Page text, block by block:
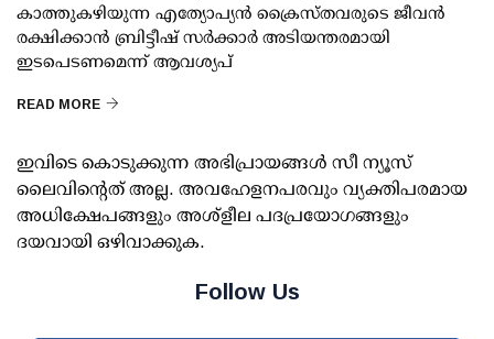
കാത്തുകഴിയുന്ന എത്യോപ്യൻ ക്രൈസ്തവരുടെ ജീവൻ
രക്ഷിക്കാൻ ബ്രിട്ടീഷ് സർക്കാർ അടിയന്തരമായി
ഇടപെടണമെന്ന് ആവശ്യപ്
READ MORE
ഇവിടെ കൊടുക്കുന്ന അഭിപ്രായങ്ങള്‍ സീ ന്യൂസ്
ലൈവിന്റെത് അല്ല. അവഹേളനപരവും വ്യക്തിപരമായ
അധിക്ഷേപങ്ങളും അശ്‌ളീല പദപ്രയോഗങ്ങളും
ദയവായി ഒഴിവാക്കുക.
Follow Us